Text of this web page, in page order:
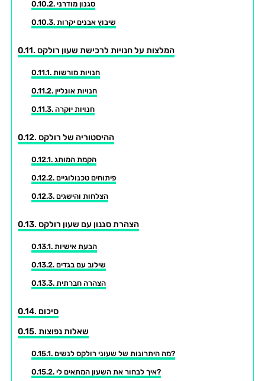
סגנון מודרני
שיבוץ אבנים יקרות
המלצות על חנויות לרכישת שעון רולקס
חנויות מורשות
חנויות אונליין
חנויות יוקרה
ההיסטוריה של רולקס
הקמת המותג
פיתוחים טכנולוגיים
הצלחות והישגים
הצהרת סגנון עם שעון רולקס
הבעת אישיות
שילוב עם בגדים
הצהרה חברתית
סיכום
שאלות נפוצות
מה היתרונות של שעוני רולקס לנשים?
איך לבחור את השעון המתאים לי?